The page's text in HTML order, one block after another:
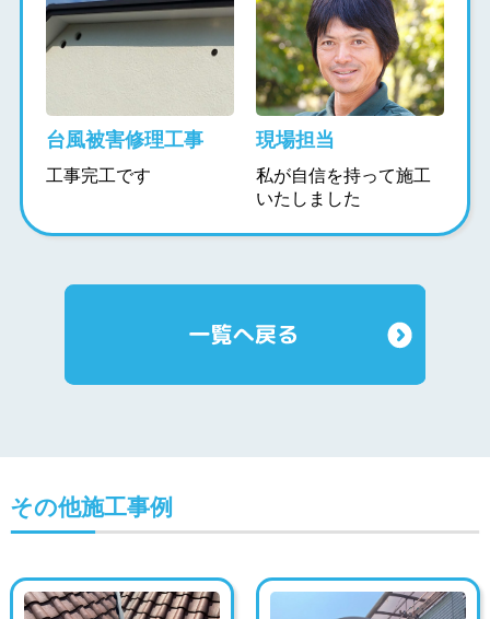
台風被害修理工事
工事完工です
現場担当
私が自信を持って施工
いたしました
その他施工事例